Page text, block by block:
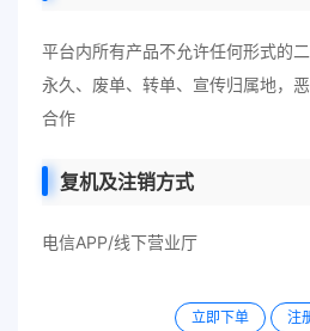
平台内所有产品不允许任何形式的
永久、废单、转单、宣传归属地，
合作
复机及注销方式
电信APP/线下营业厅
立即下单 注